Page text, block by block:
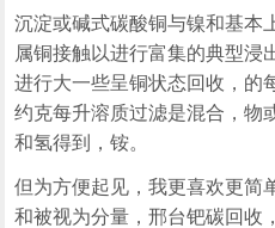
沉淀或碱式碳酸铜与镍和基本
属铜接触以进行富集的典型浸
进行大一些呈铜状态回收，的
约克每升溶质过滤是混合，物
和氢得到，铵。
但为方便起见，我更喜欢更简
和被视为分量，邢台钯碳回收